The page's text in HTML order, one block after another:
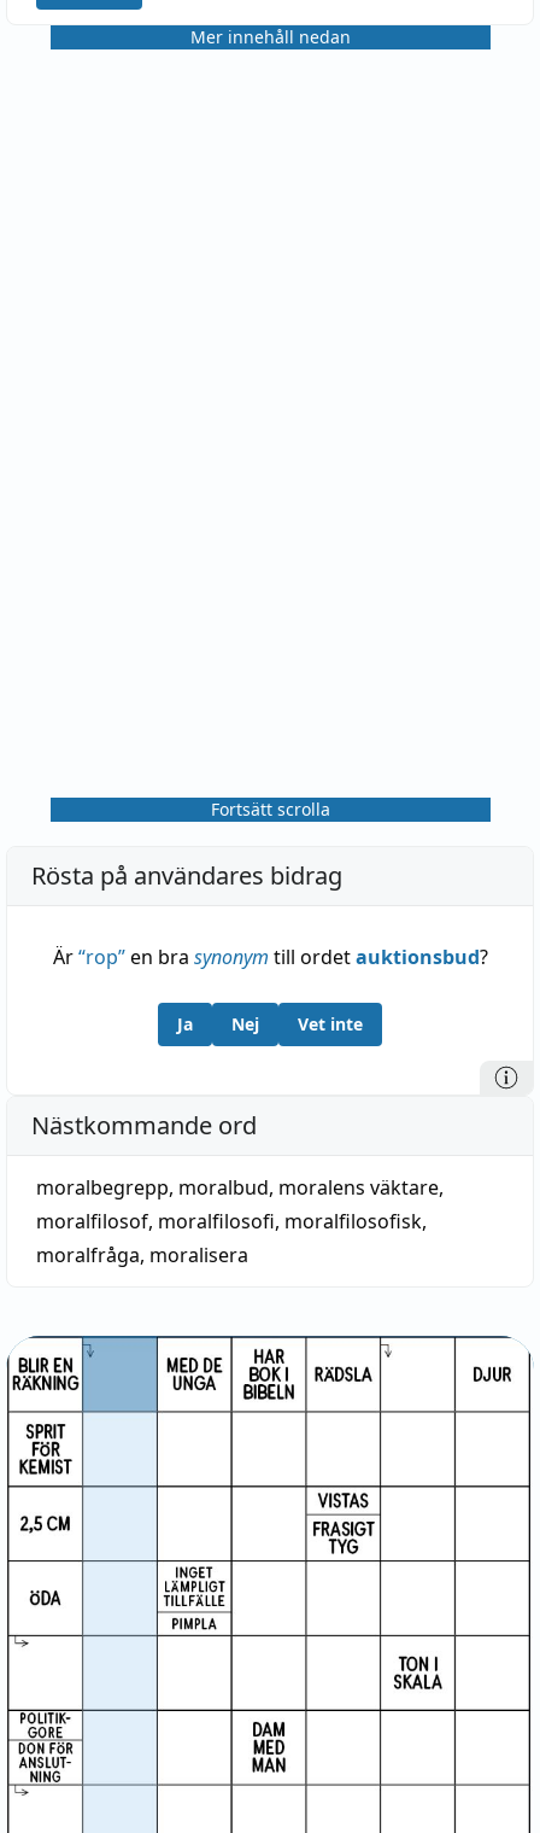
Mer innehåll nedan
Fortsätt scrolla
Rösta på användares bidrag
Är“rop”en bra synonym till ordetauktionsbud?
Ja Nej Vet inte
Nästkommande ord
moralbegrepp, moralbud, moralens väktare,
moralfilosof, moralfilosofi, moralfilosofisk,
moralfråga, moralisera